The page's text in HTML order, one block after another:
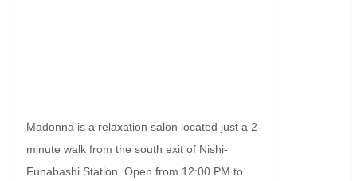
Madonna is a relaxation salon located just a 2-
minute walk from the south exit of Nishi-
Funabashi Station. Open from 12:00 PM to